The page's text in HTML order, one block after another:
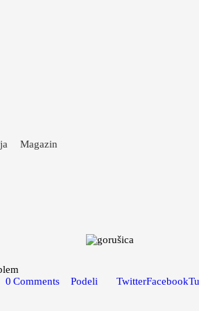
Magazin
0 Comments Podeli TwitterFacebook